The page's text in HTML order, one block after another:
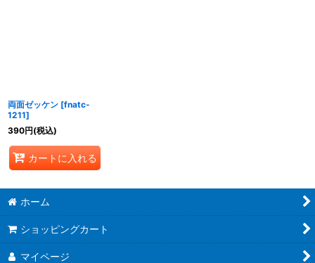
両面ゼッケン [fnatc-
1211]
390円(税込)
カートに入れる
ホーム
ショッピングカート
マイページ